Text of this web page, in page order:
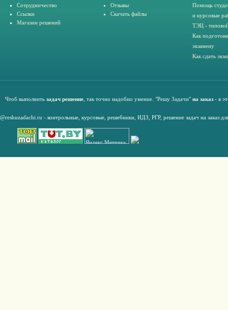
Сотрудничество
Ссылки
Магазин решений
Отзывы
Скачать файлы
Помощь
и курсовые
ТЭЦ -
Как
экзамену
Как сдать
Чтоб выполнить задач решение , так точно надобно умение. "Решу Задачи" на заказ - в
@reshuzadachi.ru - контрольные, курсовые решебники, ИДЗ, РГР, решение задач на заказ